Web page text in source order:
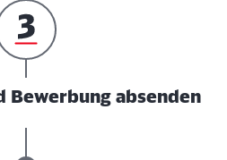
Bewerbung absenden